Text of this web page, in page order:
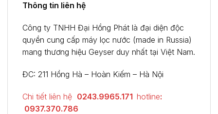
Thông tin liên hệ
Công ty TNHH Đại Hồng Phát là đại diện độc
quyền cung cấp máy lọc nước (made in Russia)
mang thương hiệu Geyser duy nhất tại Việt Nam.
ĐC: 211 Hồng Hà – Hoàn Kiếm – Hà Nội
Chi tiết liên hệ 0243.9965.171 hotline:
0937.370.786